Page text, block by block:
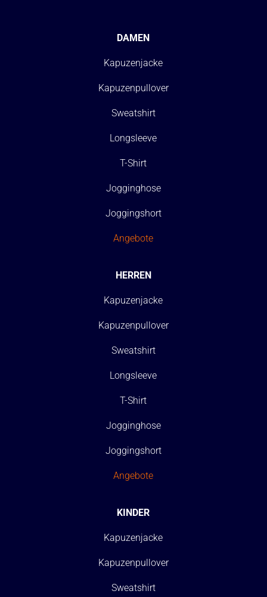
DAMEN
Kapuzenjacke
Kapuzenpullover
Sweatshirt
Longsleeve
T-Shirt
Jogginghose
Joggingshort
Angebote
HERREN
Kapuzenjacke
Kapuzenpullover
Sweatshirt
Longsleeve
T-Shirt
Jogginghose
Joggingshort
Angebote
KINDER
Kapuzenjacke
Kapuzenpullover
Sweatshirt